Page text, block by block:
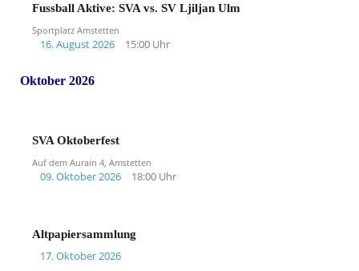
Fussball Aktive: SVA vs. SV Ljiljan Ulm
Sportplatz Amstetten
16. August 2026 15:00 Uhr
Oktober 2026
SVA Oktoberfest
Auf dem Aurain 4, Amstetten
09. Oktober 2026 18:00 Uhr
Altpapiersammlung
17. Oktober 2026